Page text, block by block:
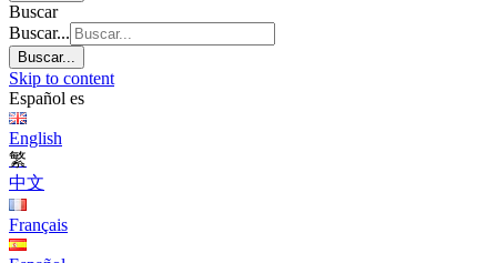
Buscar
Buscar...
Buscar...
Skip to content
Español es
English
繁
中文
Français